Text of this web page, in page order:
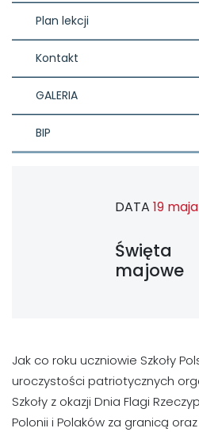
Plan lekcji
Kontakt
GALERIA
BIP
DATA 19
Święta
majowe
Jak co roku uczniowie Szkoły
uroczystości patriotycznych
Szkoły z okazji Dnia Flagi
Polonii i Polaków za granicą